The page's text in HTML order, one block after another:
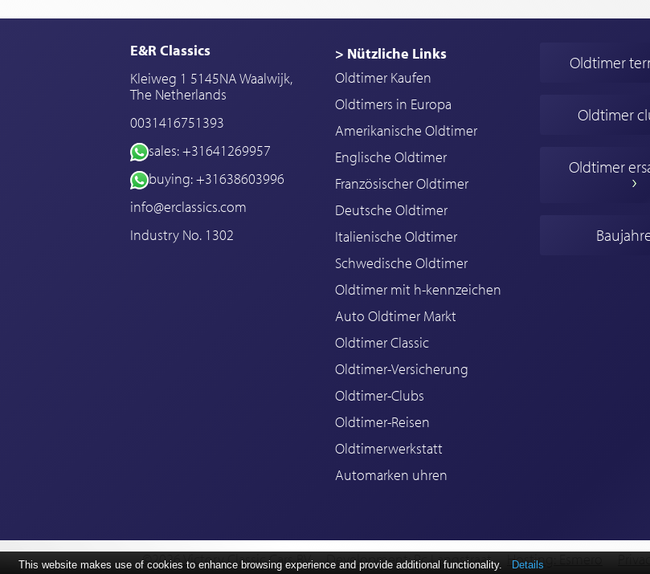
E&R Classics
Kleiweg 1 5145NA Waalwijk,
The Netherlands
0031416751393
sales: +31641269957
buying: +31638603996
info@erclassics.com
Industry No. 1302
> Nützliche Links
Oldtimer Kaufen
Oldtimers in Europa
Amerikanische Oldtimer
Englische Oldtimer
Französischer Oldtimer
Deutsche Oldtimer
Italienische Oldtimer
Schwedische Oldtimer
Oldtimer mit h-kennzeichen
Auto Oldtimer Markt
Oldtimer Classic
Oldtimer-Versicherung
Oldtimer-Clubs
Oldtimer-Reisen
Oldtimerwerkstatt
Automarken uhren
Oldtimer
Oldtimer
Oldtimer
©2026 Victory Classic Cars BV Development: Pc Langstraat Hosting: Esmero
This website makes use of cookies to enhance browsing experience and provide additional functionality. Details